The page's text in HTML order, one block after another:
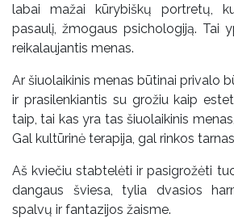
labai mažai kūrybiškų portretų,
pasaulį, žmogaus psichologiją. Tai
reikalaujantis menas.
Ar šiuolaikinis menas būtinai privalo
ir prasilenkiantis su grožiu kaip
taip, tai kas yra tas šiuolaikinis
Gal kultūrinė terapija, gal rinkos
Aš kviečiu stabtelėti ir pasigrožėti
dangaus šviesa, tylia dvasios
spalvų ir fantazijos žaisme.